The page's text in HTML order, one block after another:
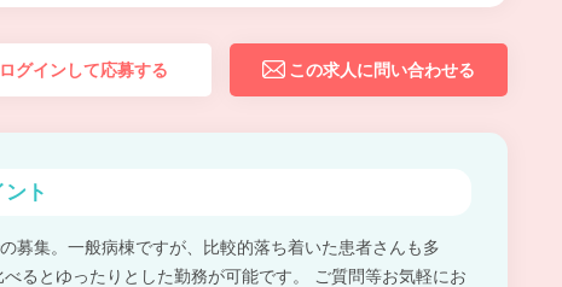
ログインして応募する この求人に問い合わせる
ト
募集。一般病棟ですが、比較的落ち着いた患者さんも多
べるとゆったりとした勤務が可能です。 ご質問等お気軽にお